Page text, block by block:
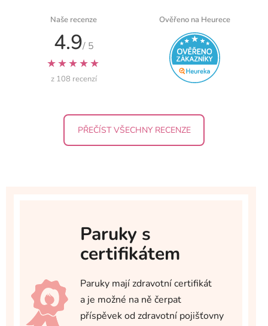
Naše recenze
4.9/ 5
★★★★★
z 108 recenzí
Ověřeno na Heurece
PŘEČÍST VŠECHNY RECENZE
Paruky s
certifikátem
Paruky mají zdravotní certifikát
a je možné na ně čerpat
příspěvek od zdravotní pojišťovny